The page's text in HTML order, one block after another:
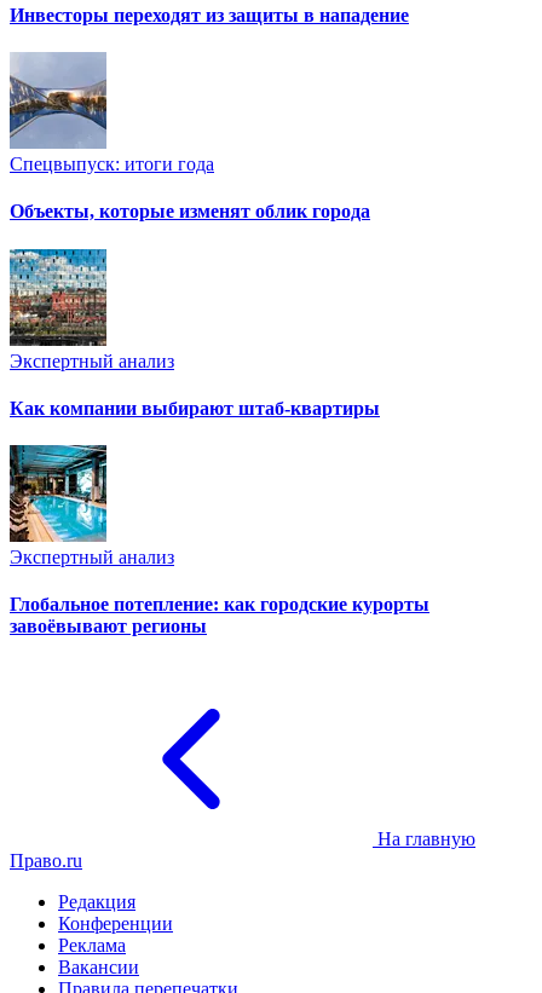
Инвесторы переходят из защиты в нападение
Спецвыпуск: итоги года
Объекты, которые изменят облик города
Экспертный анализ
Как компании выбирают штаб-квартиры
Экспертный анализ
Глобальное потепление: как городские курорты
завоёвывают регионы
На главную
Право.ru
Редакция
Конференции
Реклама
Вакансии
Правила перепечатки